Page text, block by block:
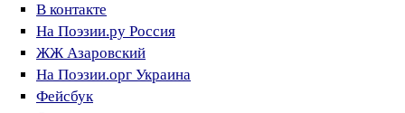
В контакте
На Поэзии.ру Россия
ЖЖ Азаровский
На Поэзии.орг Украина
Фейсбук